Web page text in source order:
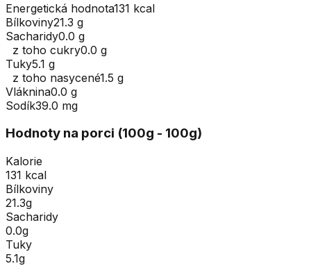
Energetická hodnota131 kcal
Bílkoviny21.3 g
Sacharidy0.0 g
z toho cukry0.0 g
Tuky5.1 g
z toho nasycené1.5 g
Vláknina0.0 g
Sodík39.0 mg
Hodnoty na porci (100g - 100g)
Kalorie
131 kcal
Bílkoviny
21.3g
Sacharidy
0.0g
Tuky
5.1g